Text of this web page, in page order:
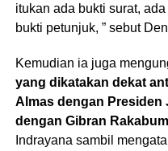
itukan ada bukti surat,
bukti petunjuk, ” sebut
Kemudian ia juga
yang dikatakan dekat
Almas dengan Presiden
dengan Gibran
Indrayana sambil